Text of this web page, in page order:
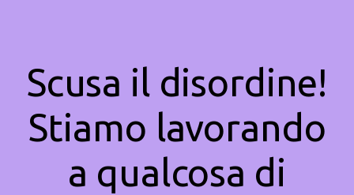
Scusa il disordine!
Stiamo lavorando
a qualcosa di